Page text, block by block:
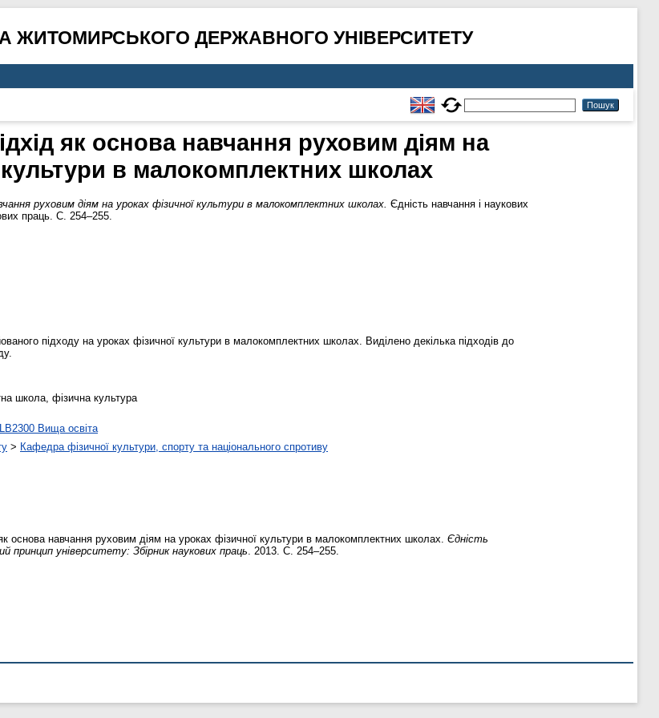
ЖИТОМИРСЬКОГО ДЕРЖАВНОГО УНІВЕРСИТЕТУ
як основа навчання руховим діям на
в малокомплектних школах
руховим діям на уроках фізичної культури в малокомплектних школах. Єдність навчання і наукових
праць. С. 254–255.
підходу на уроках фізичної культури в малокомплектних школах. Виділено декілька підходів до
школа, фізична культура
LB2300 Вища освіта
> Кафедра фізичної культури, спорту та національного спротиву
основа навчання руховим діям на уроках фізичної культури в малокомплектних школах. Єдність
принцип університету: Збірник наукових праць . 2013. С. 254–255.